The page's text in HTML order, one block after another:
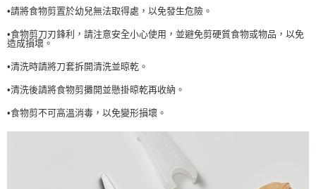
恩沛科技股份有限公司將有權停止該用戶之使用額度並採取法律行動。
•請將食物剪置於幼兒無法取得處，以免發生危險。
•食物剪刀刃鋒利，請注意安全小心使用，並避免剪硬質食物或物品，以免
造成損壞。
•清洗時請將刀套拆開清洗並晾乾。
•清洗後請將食物剪攤開並懸掛晾乾再收納。
•食物剪不可高溫消毒，以免變形損壞。